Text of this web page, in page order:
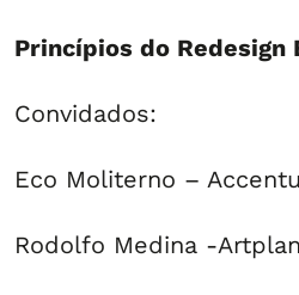
Princípios do Redesign
Convidados:
Eco Moliterno –
Rodolfo Medina -Artplan